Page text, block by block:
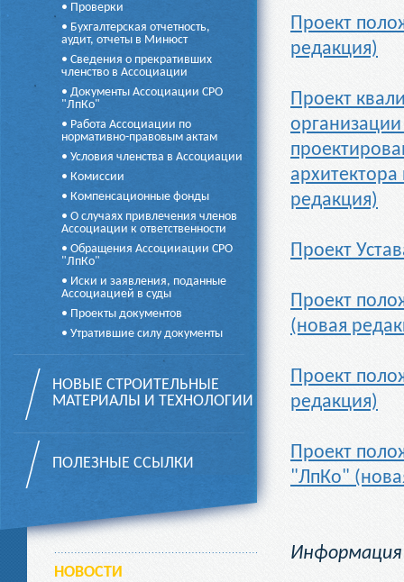
• Проверки
• Бухгалтерская отчетность,
аудит, отчеты в Минюст
• Сведения о прекративших
членство в Ассоциации
• Документы Ассоциации СРО
"ЛпКо"
• Работа Ассоциации по
нормативно-правовым актам
• Условия членства в Ассоциации
• Комиссии
• Компенсационные фонды
• О случаях привлечения членов
Ассоциации к ответственности
• Обращения Ассоцииации СРО
"ЛпКо"
• Иски и заявления, поданные
Ассоциацией в суды
• Проекты документов
• Утратившие силу документы
НОВЫЕ СТРОИТЕЛЬНЫЕ
МАТЕРИАЛЫ И ТЕХНОЛОГИИ
ПОЛЕЗНЫЕ ССЫЛКИ
НОВОСТИ
Проект
редакция)
Проект
редакция)
Проект
Проект
(новая
Проект
редакция)
Проект
"ЛпКо"
Информация